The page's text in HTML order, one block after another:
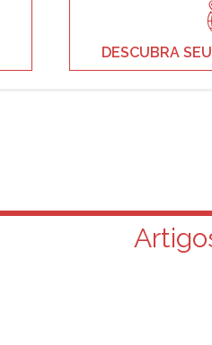
DESCUBRA